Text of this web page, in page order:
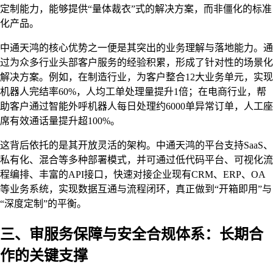
定制能力，能够提供“量体裁衣”式的解决方案，而非僵化的标准
化产品。
中通天鸿的核心优势之一便是其突出的业务理解与落地能力。通
过为众多行业头部客户服务的经验积累，形成了针对性的场景化
解决方案。例如，在制造行业，为客户整合12大业务单元，实现
机器人完结率60%，人均工单处理量提升1倍；在电商行业，帮
助客户通过智能外呼机器人每日处理约6000单异常订单，人工座
席有效通话量提升超100%。
这背后依托的是其开放灵活的架构。中通天鸿的平台支持SaaS、
私有化、混合等多种部署模式，并可通过低代码平台、可视化流
程编排、丰富的API接口，快速对接企业现有CRM、ERP、OA
等业务系统，实现数据互通与流程闭环，真正做到“开箱即用”与
“深度定制”的平衡。
三、审服务保障与安全合规体系：长期合
作的关键支撑